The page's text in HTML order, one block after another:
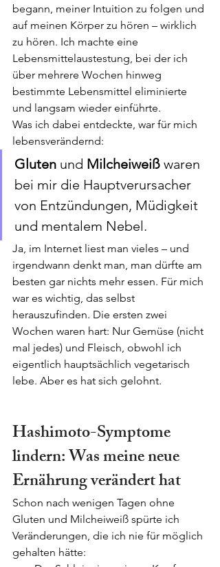
begann, meiner Intuition zu folgen und
auf meinen Körper zu hören – wirklich
zu hören. Ich machte eine
Lebensmittelaustestung, bei der ich
über mehrere Wochen hinweg
bestimmte Lebensmittel eliminierte
und langsam wieder einführte.
Was ich dabei entdeckte, war für mich
lebensverändernd:
Gluten und Milcheiweiß waren
bei mir die Hauptverursacher
von Entzündungen, Müdigkeit
und mentalem Nebel.
Ja, im Internet liest man vieles – und
irgendwann denkt man, man dürfte am
besten gar nichts mehr essen. Für mich
war es wichtig, das selbst
herauszufinden. Die ersten zwei
Wochen waren hart: Nur Gemüse (nicht
mal jedes) und Fleisch, obwohl ich
eigentlich hauptsächlich vegetarisch
lebe. Aber es hat sich gelohnt.
Hashimoto-Symptome
lindern: Was meine neue
Ernährung verändert hat
Schon nach wenigen Tagen ohne
Gluten und Milcheiweiß spürte ich
Veränderungen, die ich nie für möglich
gehalten hätte: